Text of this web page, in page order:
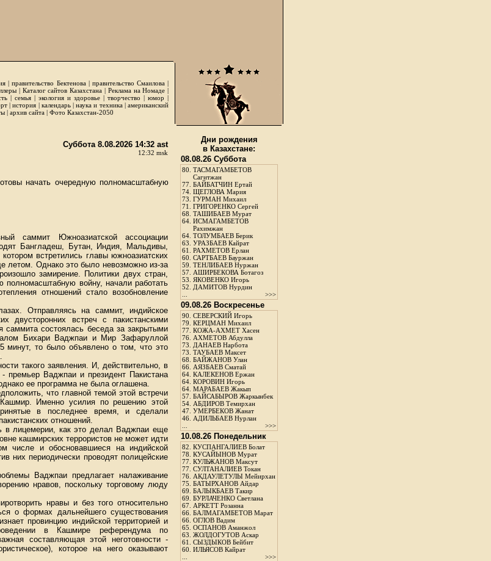
|правительство Бектенова| правительство Смаилова|
| Каталог сайтов Казахстана | Реклама на Номаде |
| семья | экология и здоровье | творчество | юмор |
|история | календарь|наука и техника|американский
| архив сайта | Фото Казахстан-2050
Суббота 8.08.2026 14:32 ast
12:32 msk
начать очередную полномасштабную
саммит Южноазиатской ассоциации
Бангладеш, Бутан, Индия, Мальдивы,
встретились главы южноазиатских
летом. Однако это было невозможно из-за
замирение. Политики двух стран,
полномасштабную войну, начали работать
отношений стало возобновление
Отправляясь на саммит, индийское
двусторонних встреч с пакистанскими
саммита состоялась беседа за закрытыми
Бихари Ваджпаи и Мир Зафаруллой
то было объявлено о том, что это
такого заявления. И, действительно, в
премьер Ваджпаи и президент Пакистана
ее программа не была оглашена.
что главной темой этой встречи
Именно усилия по решению этой
в последнее время, и сделали
отношений.
в лицемерии, как это делал Ваджпаи еще
кашмирских террористов не может идти
числе и обосновавшиеся на индийской
них периодически проводят полицейские
Ваджпаи предлагает налаживание
нравов, поскольку торговому люду
нравы и без того относительно
о формах дальнейшего существования
провинцию индийской территорией и
в Кашмире референдума по
составляющая этой неготовности -
которое на него оказывают
Дни рождения
в Казахстане:
08.08.26 Суббота
80. ТАСМАГАМБЕТОВ
Сагитжан
77. БАЙБАТЧИН Ертай
74. ЩЕГЛОВА Мария
73. ГУРМАН Михаил
71. ГРИГОРЕНКО Сергей
68. ТАШИБАЕВ Мурат
64. ИСМАГАМБЕТОВ
Рахимжан
64. ТОЛУМБАЕВ Берик
63. УРАЗБАЕВ Кайрат
61. РАХМЕТОВ Ерлан
60. САРТБАЕВ Бауржан
59. ТЕНЛИБАЕВ Нуржан
57. АШИРБЕКОВА Ботагоз
53. ЯКОВЕНКО Игорь
52. ДАМИТОВ Нурдин
>>>
09.08.26 Воскресенье
90. СЕВЕРСКИЙ Игорь
79. КЕРЦМАН Михаил
77. КОЖА-АХМЕТ Хасен
76. АХМЕТОВ Абдулла
73. ДАНАЕВ Нарбота
73. ТАУБАЕВ Максет
68. БАЙЖАНОВ Улан
66. АЯЗБАЕВ Сматай
64. КАЛЕКЕНОВ Ержан
64. КОРОВИН Игорь
64. МАРАБАЕВ Жакып
57. БАЙСАБЫРОВ Жаркынбек
54. АБДИРОВ Темирхан
47. УМЕРБЕКОВ Жанат
46. АДИЛЬБАЕВ Нурлан
>>>
10.08.26 Понедельник
82. КУСПАНГАЛИЕВ Болат
78. КУСАЙЫНОВ Мурат
77. КУЛЬЖАНОВ Максут
77. СУЛТАНАЛИЕВ Токан
76. АКДАУЛЕТУЛЫ Мейирхан
75. БАТЫРХАНОВ Айдар
69. БАЛЫКБАЕВ Такир
69. БУРЛАЧЕНКО Светлана
67. АРКЕТТ Розанна
66. БАЛМАГАМБЕТОВ Марат
66. ОГЛОВ Вадим
65. ОСПАНОВ Аманжол
63. ЖОЛДОГУТОВ Аскар
61. СЫЗДЫКОВ Бейбит
60. ИЛЬЯСОВ Кайрат
>>>